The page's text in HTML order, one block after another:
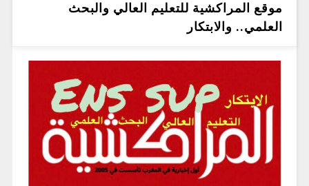
موقع المراكشية للتعليم العالي والبحث
العلمي.. والابتكار